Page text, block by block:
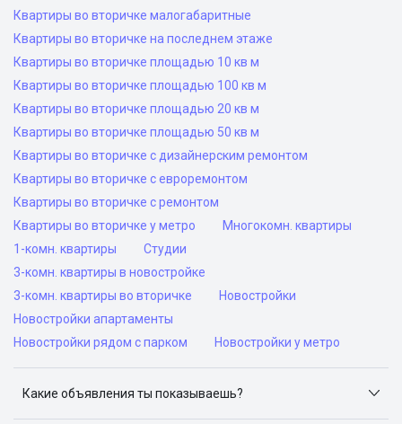
Квартиры во вторичке малогабаритные
Квартиры во вторичке на последнем этаже
Квартиры во вторичке площадью 10 кв м
Квартиры во вторичке площадью 100 кв м
Квартиры во вторичке площадью 20 кв м
Квартиры во вторичке площадью 50 кв м
Квартиры во вторичке с дизайнерским ремонтом
Квартиры во вторичке с евроремонтом
Квартиры во вторичке с ремонтом
Квартиры во вторичке у метро
Многокомн. квартиры
1-комн. квартиры
Студии
3-комн. квартиры в новостройке
3-комн. квартиры во вторичке
Новостройки
Новостройки апартаменты
Новостройки рядом с парком
Новостройки у метро
Какие объявления ты показываешь?